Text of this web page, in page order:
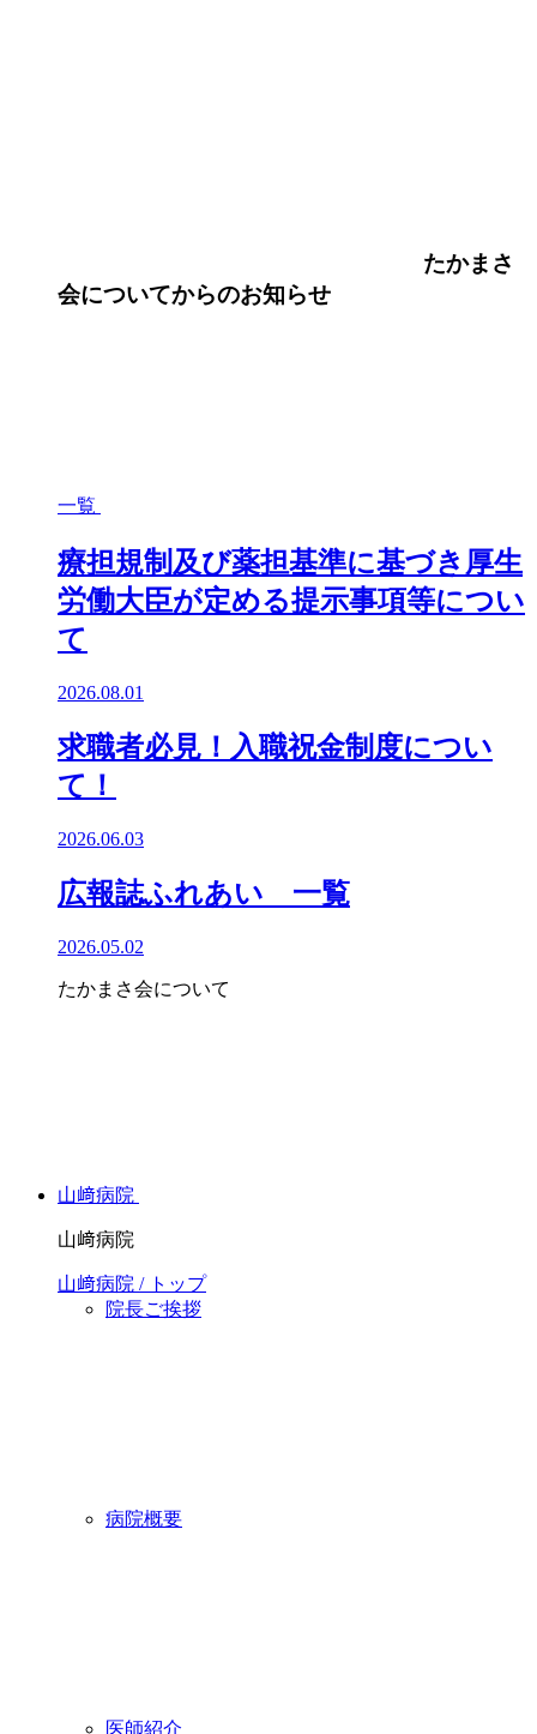
たかまさ
会についてからのお知らせ
一覧
療担規制及び薬担基準に基づき厚生
労働大臣が定める提示事項等につい
て
2026.08.01
求職者必見！入職祝金制度につい
て！
2026.06.03
広報誌ふれあい 一覧
2026.05.02
たかまさ会について
山﨑病院
山﨑病院
山﨑病院 / トップ
院長ご挨拶
病院概要
医師紹介